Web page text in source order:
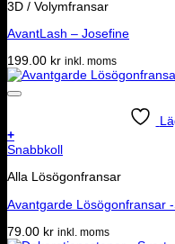
3D / Volymfransar
AvantLash – Josefine
199.00 kr inkl. moms
+
Snabbkoll
Alla Lösögonfransar
Avantgarde Lösögonfransar
79.00 kr inkl. moms